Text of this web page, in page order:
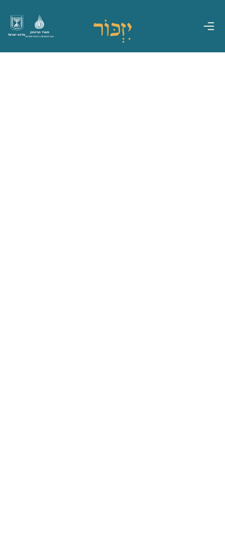
מדינת ישראל
משרד הביטחון
אגף משפחות, הנצחה ומורשת